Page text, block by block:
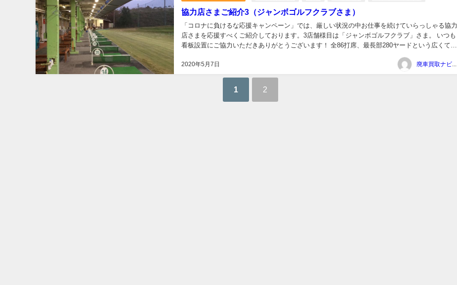
協力店さまご紹介3（ジャンボゴルフクラブさま）
2020年5月7日
「コロナに負けるな応援キャンペーン」では、厳しい状況の中お仕事を続けていらっしゃる協力
店さまを応援すべくご紹介しております。3店舗様目は「ジャンボゴルフクラブ」さま。 いつも
看板設置にご協力いただきありがとうございます！ 全86打席、最長部280ヤードという広くて快
1 2